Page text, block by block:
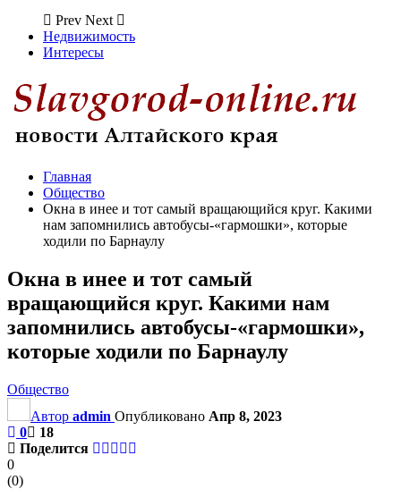
Prev Next
Недвижимость
Интересы
Главная
Общество
Окна в инее и тот самый вращающийся круг. Какими
нам запомнились автобусы-«гармошки», которые
ходили по Барнаулу
Окна в инее и тот самый
вращающийся круг. Какими нам
запомнились автобусы-«гармошки»,
которые ходили по Барнаулу
Общество
Автор admin Опубликовано Апр 8, 2023
0
18
Поделится
0
(0)